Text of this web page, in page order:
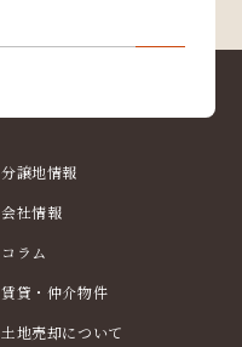
分譲地情報
会社情報
コラム
賃貸・仲介物件
土地売却について